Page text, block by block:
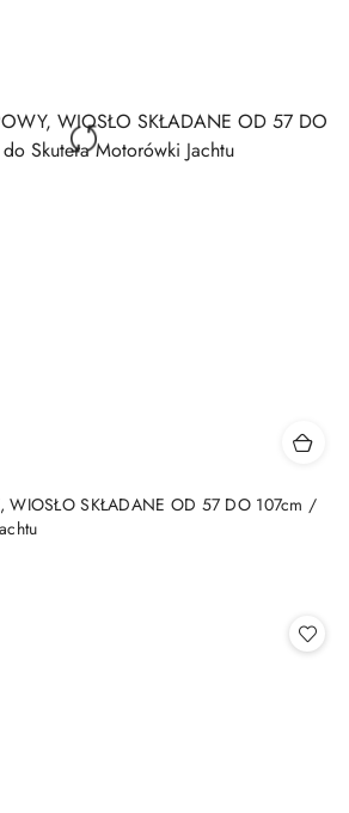
WIOSŁO SKŁADANE OD 57 DO 107cm /